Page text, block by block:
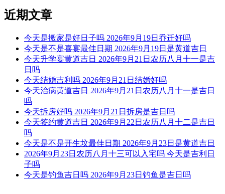
今天可以接亲
根据该日的黄历信息分析可得，2026年7月15日为黄道日，黄
道日即是民间的黄道吉日， 吉日办事可一顺百顺，对事情有
着正向积极的促进作用，因此2026年7月15日可以接亲，可以
选择2026年7月15日进行接亲的事宜，云玥取名网祝您接亲日
顺利。
每日五行穿衣指南
【大吉色】红色、紫色、粉色、橙红
被今天五行生。寓意容易得到贵人的帮助，事事顺心如意。人
缘和异性缘也会变得非常好，对身边的人来说显得格外有魅
力。可以借助五行的影响，充分发挥自己的才能。
【次吉色】绿色、青色、青绿、翠绿
近期文章
今天是搬家是好日子吗 2026年9月19日乔迁好吗
今天是不是喜宴最佳日期 2026年9月19日是黄道吉日
今天升学宴黄道吉日 2026年9月21日农历八月十一是吉
日吗
今天结婚吉利吗 2026年9月21日结婚好吗
今天治病黄道吉日 2026年9月21日农历八月十一是吉日
吗
今天拆房好吗 2026年9月21日拆房是吉日吗
今天签约黄道吉日 2026年9月22日农历八月十二是吉日
吗
今天是不是开生坟最佳日期 2026年9月23日是黄道吉日
2026年9月23日农历八月十三可以入宅吗 今天是吉利日
子吗
今天是钓鱼吉日吗 2026年9月23日钓鱼是吉日吗